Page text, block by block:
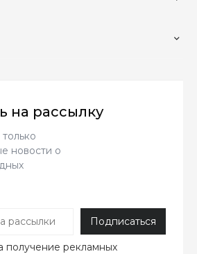
на рассылку
новости о
получение рекламных